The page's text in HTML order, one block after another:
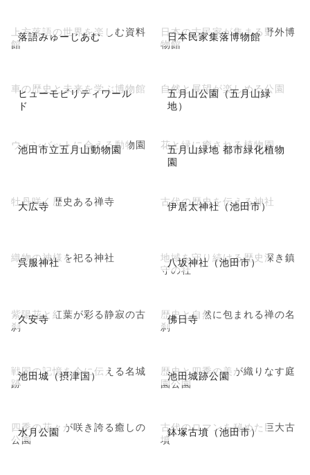
落語みゅーじあむ
上方落語の世界を楽しむ資料
館
日本民家集落博物館
日本の古民家が集まる野外博
物館
ヒューモビリティワール
ド
車の歴史と未来を学ぶ博物館
五月山公園（五月山緑
地）
自然と展望が楽しめる公園
池田市立五月山動物園
ウォンバットに会える動物園
五月山緑地 都市緑化植物
園
花と緑に癒される植物園
大広寺
牡丹咲く歴史ある禅寺 伊居太神社（池田市）
古代の歴史を伝える神社
呉服神社
織物の神様を祀る神社 八坂神社（池田市）
地域を守り続ける歴史深き鎮
守の社
久安寺
紫陽花と紅葉が彩る静寂の古
刹
佛日寺
歴史と自然に包まれる禅の名
刹
池田城（摂津国）
戦国の記憶を今に伝える名城
跡
池田城跡公園
歴史と四季の美が織りなす庭
園公園
水月公園
四季の花々が咲き誇る癒しの
公園
鉢塚古墳（池田市）
古代のロマンを秘めた巨大古
墳